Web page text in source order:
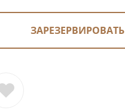
ЗАРЕЗЕРВИРОВАТЬ